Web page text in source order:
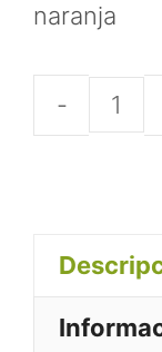
naranja